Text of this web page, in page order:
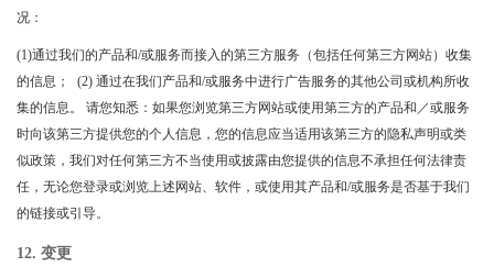
况：
(1)通过我们的产品和/或服务而接入的第三方服务（包括任何第三方网站）收集
的信息； (2) 通过在我们产品和/或服务中进行广告服务的其他公司或机构所收
集的信息。 请您知悉：如果您浏览第三方网站或使用第三方的产品和／或服务
时向该第三方提供您的个人信息，您的信息应当适用该第三方的隐私声明或类
似政策，我们对任何第三方不当使用或披露由您提供的信息不承担任何法律责
任，无论您登录或浏览上述网站、软件，或使用其产品和/或服务是否基于我们
的链接或引导。
12. 变更